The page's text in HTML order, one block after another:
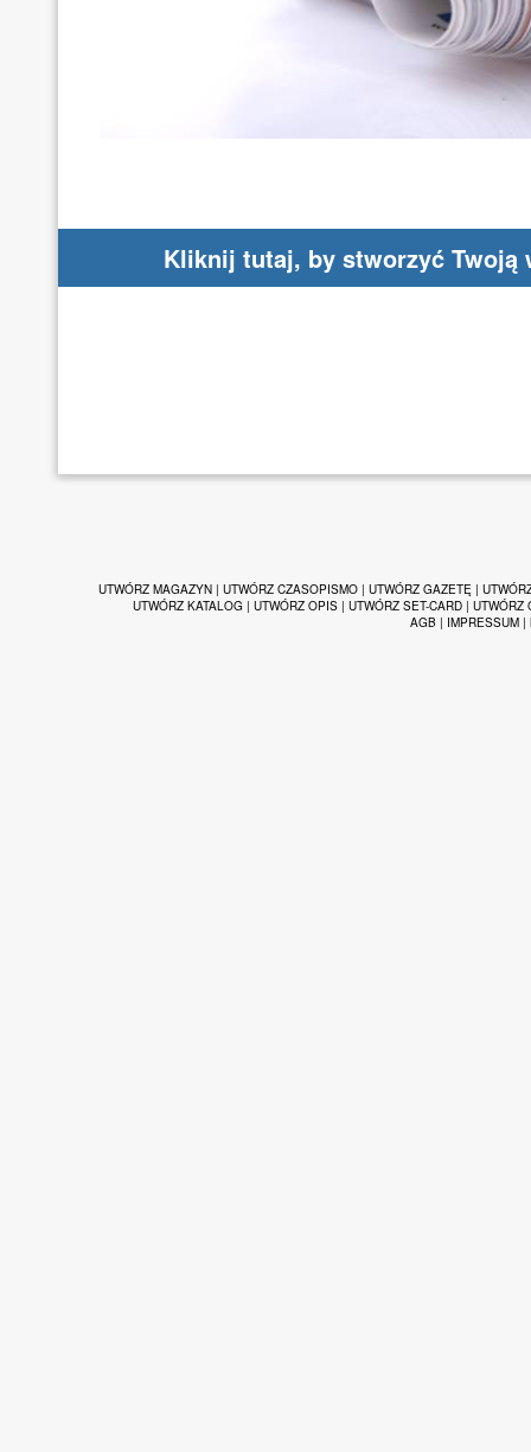
Kliknij tutaj, by stworzyć Twoją
UTWÓRZ MAGAZYN| UTWÓRZ CZASOPISMO| UTWÓRZ GAZETĘ|
UTWÓRZ KATALOG | UTWÓRZ OPIS| UTWÓRZ SET-CARD| UTWÓRZ
AGB | IMPRESSUM |